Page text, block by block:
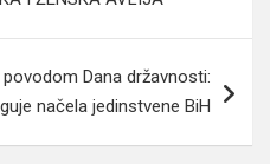
Dana državnosti:
načela jedinstvene BiH